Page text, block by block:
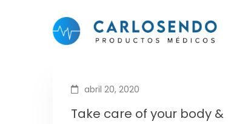
abril 20, 2020
Take care of your body &